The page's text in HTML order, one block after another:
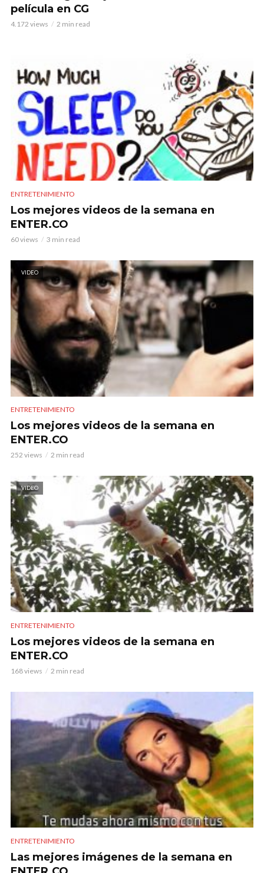
película en CG
4.172 views 2 min read
ENTRETENIMIENTO
Los mejores videos de la semana en
ENTER.CO
60 views 3 min read
VIDEO
ENTRETENIMIENTO
Los mejores videos de la semana en
ENTER.CO
252 views 2 min read
VIDEO
ENTRETENIMIENTO
Los mejores videos de la semana en
ENTER.CO
168 views 2 min read
ENTRETENIMIENTO
Las mejores imágenes de la semana en